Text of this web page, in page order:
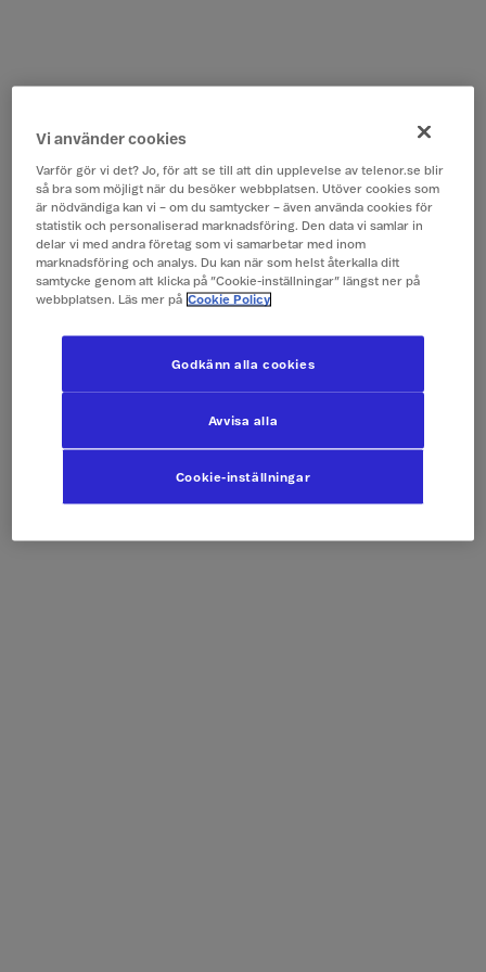
Vi använder cookies
Varför gör vi det? Jo, för att se till att din upplevelse av telenor.se blir
så bra som möjligt när du besöker webbplatsen. Utöver cookies som
är nödvändiga kan vi – om du samtycker – även använda cookies för
statistik och personaliserad marknadsföring. Den data vi samlar in
delar vi med andra företag som vi samarbetar med inom
marknadsföring och analys. Du kan när som helst återkalla ditt
samtycke genom att klicka på ”Cookie-inställningar” längst ner på
webbplatsen. Läs mer på Cookie Policy
Cookie-inställningar
Avvisa alla
Godkänn alla cookies